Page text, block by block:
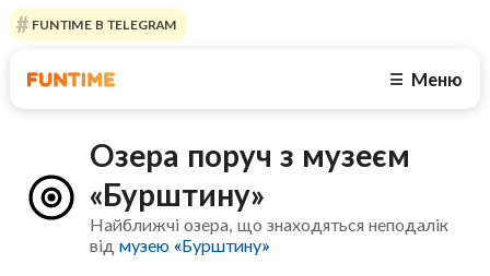
FUNTIME В TELEGRAM
☰ Меню
Озера поруч з музеєм
«Бурштину»
Найближчі озера, що знаходяться неподалік
відмузею «Бурштину»